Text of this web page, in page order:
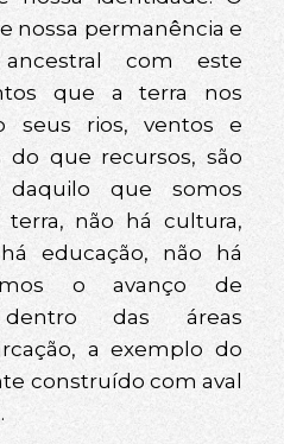
nossa permanência e
com este
que a terra nos
seus rios, ventos e
do que recursos, são
daquilo que somos
não há cultura,
educação, não há
o avanço de
dentro das áreas
a exemplo do
construído com aval